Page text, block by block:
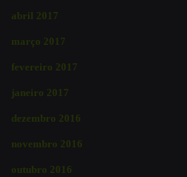
abril 2017
março 2017
fevereiro 2017
janeiro 2017
dezembro 2016
novembro 2016
outubro 2016